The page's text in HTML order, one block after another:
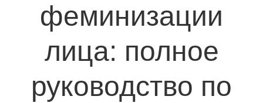
феминизации
лица: полное
руководство по